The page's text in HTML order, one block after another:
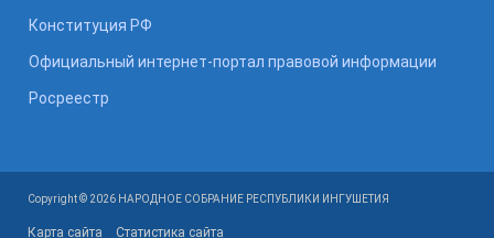
Конституция РФ
Официальный интернет-портал правовой информации
Росреестр
Copyright © 2026 НАРОДНОЕ СОБРАНИЕ РЕСПУБЛИКИ ИНГУШЕТИЯ
Карта сайта Статистика сайта